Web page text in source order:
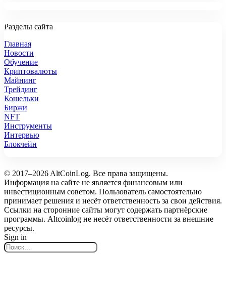
Разделы сайта
Главная
Новости
Обучение
Криптовалюты
Майнинг
Трейдинг
Кошельки
Биржи
NFT
Инструменты
Интервью
Блокчейн
© 2017–2026 AltCoinLog. Все права защищены.
Информация на сайте не является финансовым или
инвестиционным советом. Пользователь самостоятельно
принимает решения и несёт ответственность за свои действия.
Ссылки на сторонние сайты могут содержать партнёрские
программы. Altcoinlog не несёт ответственности за внешние
ресурсы.
Sign in